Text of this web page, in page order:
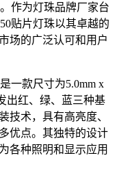
作为灯珠品牌厂家台
贴片灯珠以其卓越的
场的广泛认可和用户
一款尺寸为5.0mm x
出红、绿、蓝三种基
技术，具有高亮度、
优点。其独特的设计
各种照明和显示应用